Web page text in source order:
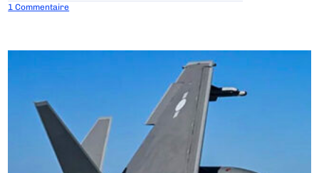
1 Commentaire